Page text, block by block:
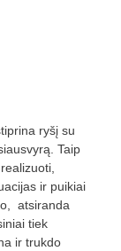
ryšį su
Taip
ir puikiai
atsiranda
tiek
ir trukdo